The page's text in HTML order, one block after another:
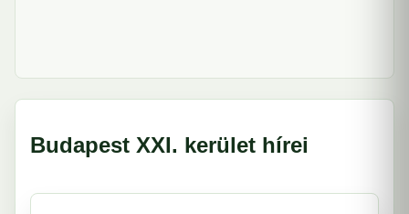
Budapest XXI. kerület hírei